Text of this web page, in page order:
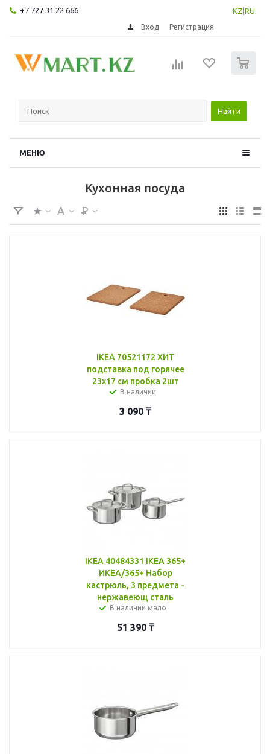
+7 727 31 22 666 KZ RU
Вход Регистрация
Найти
МЕНЮ
Кухонная посуда
IKEA 70521172 ХИТ
подставка под горячее
23x17 см пробка 2шт
В наличии
3 090 ₸
IKEA 40484331 IKEA 365+
ИКЕА/365+ Набор
кастрюль, 3 предмета -
нержавеющ сталь
В наличии мало
51 390₸